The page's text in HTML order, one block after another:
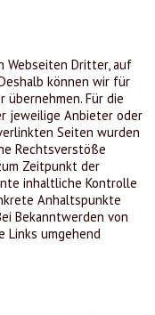
Webseiten Dritter, auf
können wir für
übernehmen. Für die
jeweilige Anbieter oder
Seiten wurden
Rechtsverstöße
Zeitpunkt der
inhaltliche Kontrolle
Anhaltspunkte
Bekanntwerden von
Links umgehend